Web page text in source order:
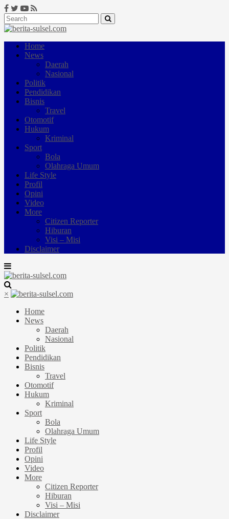
Home
News
Daerah
Nasional
Politik
Pendidikan
Bisnis
Travel
Otomotif
Hukum
Kriminal
Sport
Bola
Olahraga Umum
Life Style
Profil
Opini
Video
More
Citizen Reporter
Hiburan
Visi – Misi
Disclaimer
×
Home
News
Daerah
Nasional
Politik
Pendidikan
Bisnis
Travel
Otomotif
Hukum
Kriminal
Sport
Bola
Olahraga Umum
Life Style
Profil
Opini
Video
More
Citizen Reporter
Hiburan
Visi – Misi
Disclaimer